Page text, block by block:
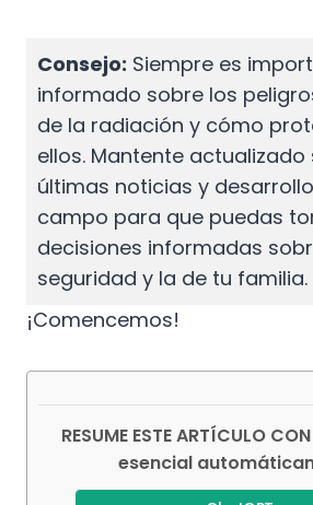
Consejo: Siempre es
informado sobre los
de la radiación y cómo
ellos. Mantente actualizado
últimas noticias y
campo para que puedas
decisiones informadas
seguridad y la de tu familia.
¡Comencemos!
RESUME ESTE ARTÍCULO
esencial